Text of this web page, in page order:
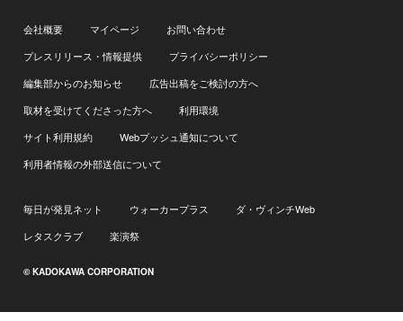
会社概要 マイページ
お問い合わせ
プレスリリース・情報提供
プライバシーポリシー
編集部からのお知らせ
広告出稿をご検討の方へ
取材を受けてくださった方へ
利用環境
サイト利用規約
Webプッシュ通知について
利用者情報の外部送信について
毎日が発見ネット ウォーカープラス
ダ・ヴィンチWeb
レタスクラブ
楽演祭
© KADOKAWA CORPORATION